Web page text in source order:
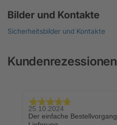
Bilder und Kontakte
Sicherheitsbilder und Kontakte
Kundenrezessionen
25.10.2024
Der einfache